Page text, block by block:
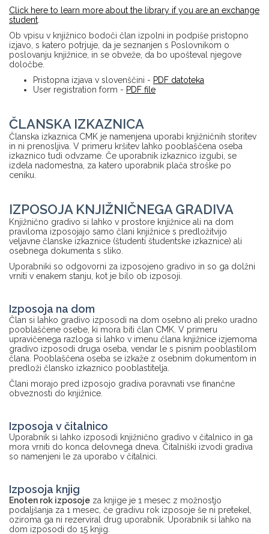
Click here to learn more about the library if you are an exchange
student
Ob vpisu v knjižnico bodoči član izpolni in podpiše pristopno
izjavo, s katero potrjuje, da je seznanjen s Poslovnikom o
poslovanju knjižnice, in se obveže, da bo upošteval njegove
določbe.
Pristopna izjava v slovenščini - PDF datoteka
User registration form - PDF file
ČLANSKA IZKAZNICA
Članska izkaznica CMK je namenjena uporabi knjižničnih storitev
in ni prenosljiva. V primeru kršitev lahko pooblaščena oseba
izkaznico tudi odvzame. Če uporabnik izkaznico izgubi, se
izdela nadomestna, za katero uporabnik plača stroške po
ceniku.
IZPOSOJA KNJIŽNIČNEGA GRADIVA
Knjižnično gradivo si lahko v prostore knjižnice ali na dom
praviloma izposojajo samo člani knjižnice s predložitvijo
veljavne članske izkaznice (študenti študentske izkaznice) ali
osebnega dokumenta s sliko.
Uporabniki so odgovorni za izposojeno gradivo in so ga dolžni
vrniti v enakem stanju, kot je bilo ob izposoji.
Izposoja na dom
Član si lahko gradivo izposodi na dom osebno ali preko uradno
pooblaščene osebe, ki mora biti član CMK. V primeru
upravičenega razloga si lahko v imenu člana knjižnice izjemoma
gradivo izposodi druga oseba, vendar le s pisnim pooblastilom
člana. Pooblaščena oseba se izkaže z osebnim dokumentom in
predloži člansko izkaznico pooblastitelja.
Člani morajo pred izposojo gradiva poravnati vse finančne
obveznosti do knjižnice.
Izposoja v čitalnico
Uporabnik si lahko izposodi knjižnično gradivo v čitalnico in ga
mora vrniti do konca delovnega dneva. Čitalniški izvodi gradiva
so namenjeni le za uporabo v čitalnici.
Izposoja knjig
Enoten rok izposoje za knjige je 1 mesec z možnostjo
podaljšanja za 1 mesec, če gradivu rok izposoje še ni pretekel,
oziroma ga ni rezerviral drug uporabnik. Uporabnik si lahko na
dom izposodi do 15 knjig.